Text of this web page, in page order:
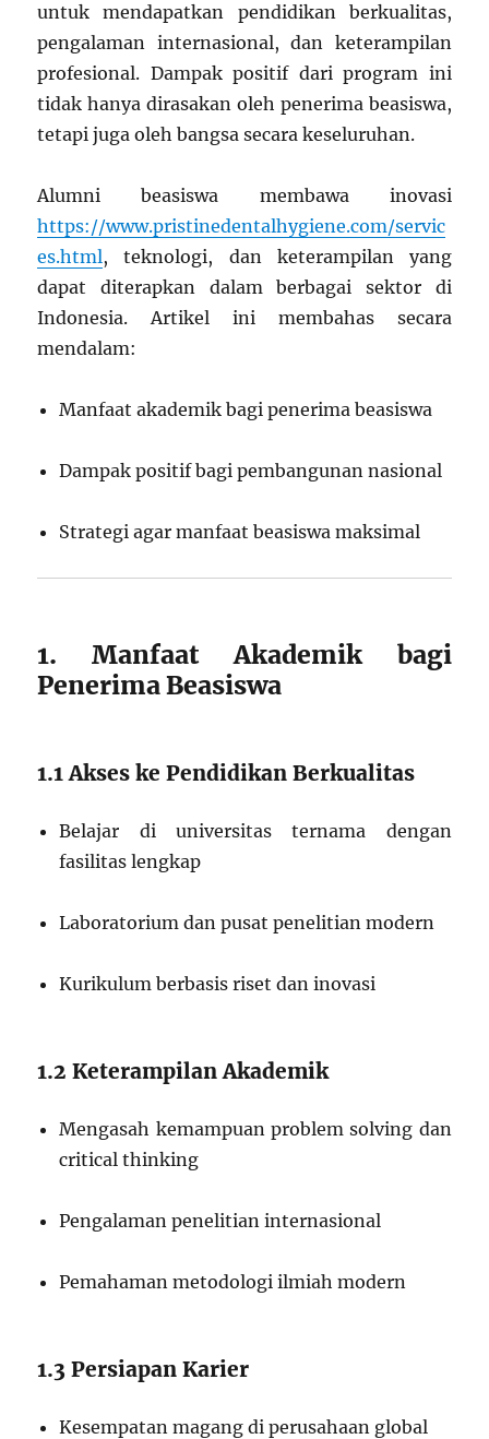
untuk mendapatkan pendidikan berkualitas,
pengalaman internasional, dan keterampilan
profesional. Dampak positif dari program ini
tidak hanya dirasakan oleh penerima beasiswa,
tetapi juga oleh bangsa secara keseluruhan.
Alumni beasiswa membawa inovasi
https://www.pristinedentalhygiene.com/servic
es.html, teknologi, dan keterampilan yang
dapat diterapkan dalam berbagai sektor di
Indonesia. Artikel ini membahas secara
mendalam:
Manfaat akademik bagi penerima beasiswa
Dampak positif bagi pembangunan nasional
Strategi agar manfaat beasiswa maksimal
1. Manfaat Akademik bagi
Penerima Beasiswa
1.1 Akses ke Pendidikan Berkualitas
Belajar di universitas ternama dengan
fasilitas lengkap
Laboratorium dan pusat penelitian modern
Kurikulum berbasis riset dan inovasi
1.2 Keterampilan Akademik
Mengasah kemampuan problem solving dan
critical thinking
Pengalaman penelitian internasional
Pemahaman metodologi ilmiah modern
1.3 Persiapan Karier
Kesempatan magang di perusahaan global